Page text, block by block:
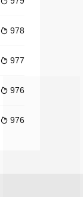
 978
 977
 976
 976